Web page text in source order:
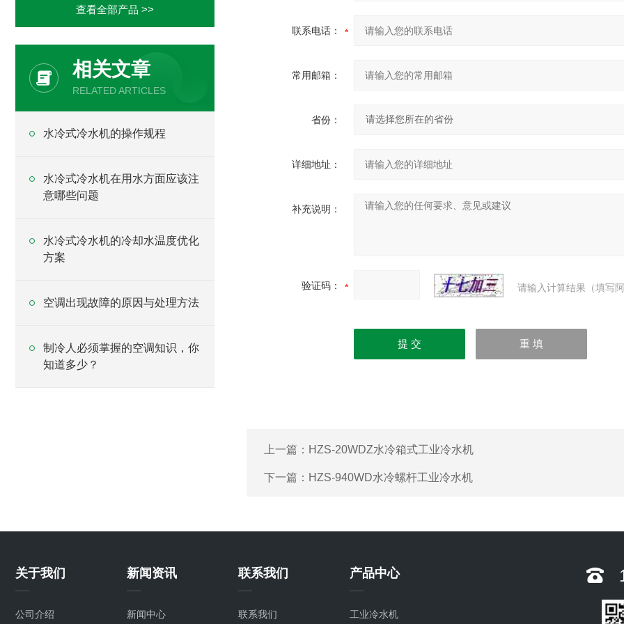
查看全部产品 >>
相关文章
RELATED ARTICLES
水冷式冷水机的操作规程
水冷式冷水机在用水方面应该注
意哪些问题
水冷式冷水机的冷却水温度优化
方案
空调出现故障的原因与处理方法
制冷人必须掌握的空调知识，你
知道多少？
联系电话：
常用邮箱：
省份：
详细地址：
补充说明：
验证码： 请输入计算结果（填写
上一篇： HZS-20WDZ水冷箱式工业冷水机
下一篇： HZS-940WD水冷螺杆工业冷水机
关于我们
公司介绍
新闻资讯
新闻中心
联系我们
联系我们
产品中心
工业冷水机